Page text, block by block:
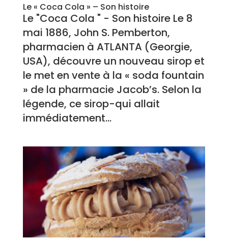
Le « Coca Cola » – Son histoire
Le "Coca Cola " - Son histoire Le 8
mai 1886, John S. Pemberton,
pharmacien à ATLANTA (Georgie,
USA), découvre un nouveau sirop et
le met en vente à la « soda fountain
» de la pharmacie Jacob’s. Selon la
légende, ce sirop-qui allait
immédiatement...